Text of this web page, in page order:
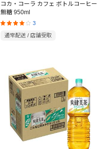
コカ・コーラ カフェ ボトルコーヒー
無糖 950ml
3
通常配送 / 店舗受取